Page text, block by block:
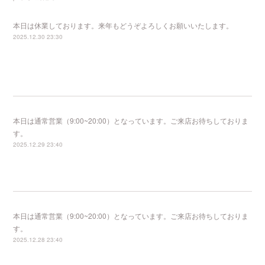
本日は休業しております。来年もどうぞよろしくお願いいたします。
2025.12.30 23:30
本日は通常営業（9:00~20:00）となっています。ご来店お待ちしておりま
す。
2025.12.29 23:40
本日は通常営業（9:00~20:00）となっています。ご来店お待ちしておりま
す。
2025.12.28 23:40